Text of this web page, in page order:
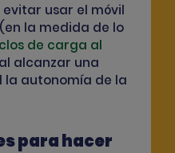
usar el móvil
la medida de lo
de carga al
alcanzar una
autonomía de la
para hacer